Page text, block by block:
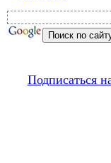
Подписаться